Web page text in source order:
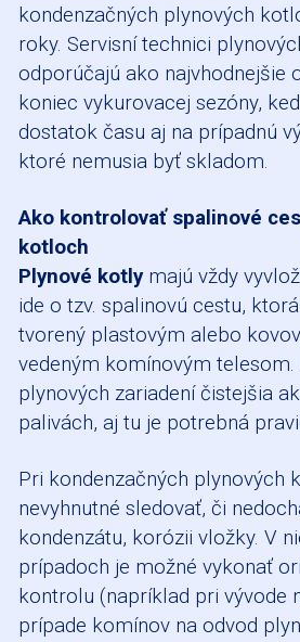
kondenzačných plynových
roky. Servisní technici
odporúčajú ako najvhodnejšie
koniec vykurovacej sezóny,
dostatok času aj na prípadnú
ktoré nemusia byť skladom.
Ako kontrolovať spalinové
kotloch
Plynové kotlymajú vždy
ide o tzv. spalinovú cestu,
tvorený plastovým alebo
vedeným komínovým
plynových zariadení čistejšia
palivách, aj tu je potrebná
Pri kondenzačných plynových
nevyhnutné sledovať, či
kondenzátu, korózii vložky. V
prípadoch je možné vykonať
kontrolu (napríklad pri vývode
prípade komínov na odvod